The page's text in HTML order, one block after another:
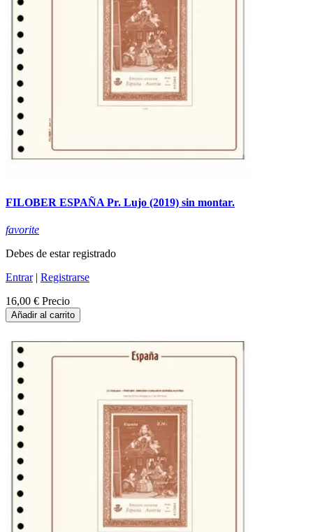
FILOBER ESPAÑA Pr. Lujo (2019) sin montar.
favorite
Debes de estar registrado
Entrar| Registrarse
16,00 € Precio
Añadir al carrito